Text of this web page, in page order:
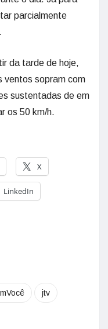
parcialmente
da tarde de hoje,
ventos sopram com
sustentadas de em
os 50 km/h.
X
LinkedIn
jtv